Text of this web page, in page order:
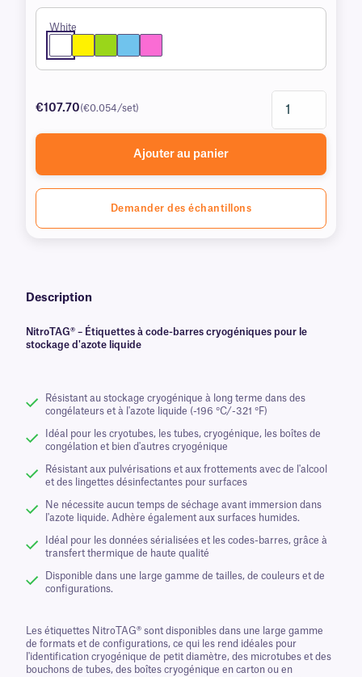
White
€107.70(€0.054/set)
Ajouter au panier
Demander des échantillons
Description
NitroTAG® – Étiquettes à code-barres cryogéniques pour le
stockage d'azote liquide
Résistant au stockage cryogénique à long terme dans des
congélateurs et à l'azote liquide (-196 °C/-321 °F)
Idéal pour les cryotubes, les tubes, cryogénique, les boîtes de
congélation et bien d'autres cryogénique
Résistant aux pulvérisations et aux frottements avec de l'alcool
et des lingettes désinfectantes pour surfaces
Ne nécessite aucun temps de séchage avant immersion dans
l'azote liquide. Adhère également aux surfaces humides.
Idéal pour les données sérialisées et les codes-barres, grâce à
transfert thermique de haute qualité
Disponible dans une large gamme de tailles, de couleurs et de
configurations.
Les étiquettes NitroTAG® sont disponibles dans une large gamme
de formats et de configurations, ce qui les rend idéales pour
l'identification cryogénique de petit diamètre, des microtubes et des
bouchons de tubes, des boîtes cryogénique en carton ou en